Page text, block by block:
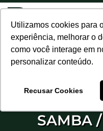
Utilizamos cookies para
experiência, melhorar o
como você interage em
personalizar conteúdo.
Recusar Cookies
Utilizamos cookies para
experiência, melhorar o
como você interage em
personalizar conteúdo.
Recusar Cookies
SAMBA